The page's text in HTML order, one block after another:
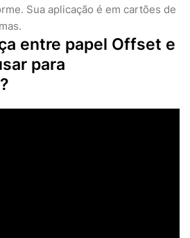
Sua aplicação é em cartões de
entre papel Offset e
para